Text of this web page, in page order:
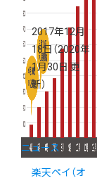
2017年12月
18日 （2020年
1月30日 更
新）
ニュース
楽天ペイ（オ